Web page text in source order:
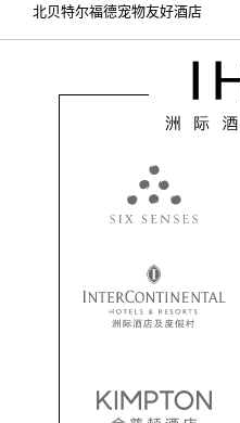
北贝特尔福德宠物友好酒店